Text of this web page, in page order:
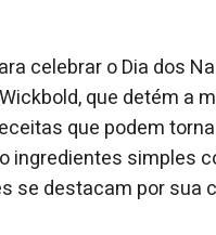
celebrar o Dia dos
que detém a
que podem
ingredientes simples
se destacam por sua